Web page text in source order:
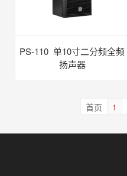
PS-110 单10寸二分频全频
扬声器
首页 1